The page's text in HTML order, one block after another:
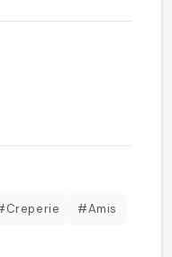
#Amis